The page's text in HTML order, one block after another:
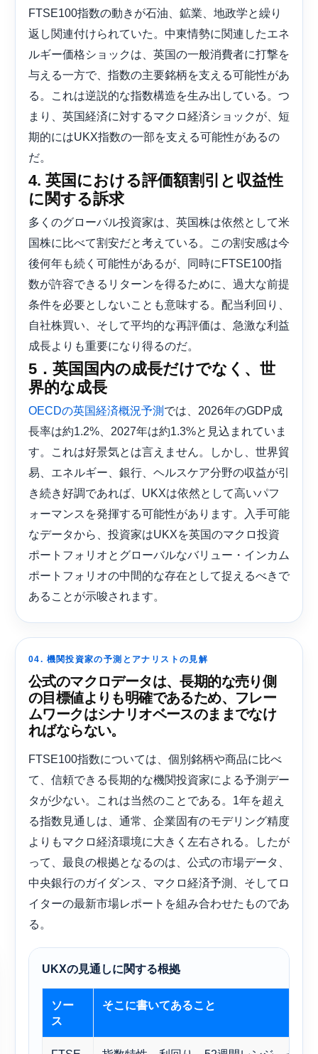
FTSE100指数の動きが石油、鉱業、地政学と繰り
返し関連付けられていた。中東情勢に関連したエネ
ルギー価格ショックは、英国の一般消費者に打撃を
与える一方で、指数の主要銘柄を支える可能性があ
る。これは逆説的な指数構造を生み出している。つ
まり、英国経済に対するマクロ経済ショックが、短
期的にはUKX指数の一部を支える可能性があるの
だ。
4. 英国における評価額割引と収益性
に関する訴求
多くのグローバル投資家は、英国株は依然として米
国株に比べて割安だと考えている。この割安感は今
後何年も続く可能性があるが、同時にFTSE100指
数が許容できるリターンを得るために、過大な前提
条件を必要としないことも意味する。配当利回り、
自社株買い、そして平均的な再評価は、急激な利益
成長よりも重要になり得るのだ。
5．英国国内の成長だけでなく、世
界的な成長
OECDの英国経済概況予測 では、2026年のGDP成
長率は約1.2%、2027年は約1.3%と見込まれていま
す。これは好景気とは言えません。しかし、世界貿
易、エネルギー、銀行、ヘルスケア分野の収益が引
き続き好調であれば、UKXは依然として高いパフ
ォーマンスを発揮する可能性があります。入手可能
なデータから、投資家はUKXを英国のマクロ投資
ポートフォリオとグローバルなバリュー・インカム
ポートフォリオの中間的な存在として捉えるべきで
あることが示唆されます。
04. 機関投資家の予測とアナリストの見解
公式のマクロデータは、長期的な売り側
の目標値よりも明確であるため、フレー
ムワークはシナリオベースのままでなけ
ればならない。
FTSE100指数については、個別銘柄や商品に比べ
て、信頼できる長期的な機関投資家による予測デー
タが少ない。これは当然のことである。1年を超え
る指数見通しは、通常、企業固有のモデリング精度
よりもマクロ経済環境に大きく左右される。したが
って、最良の根拠となるのは、公式の市場データ、
中央銀行のガイダンス、マクロ経済予測、そしてロ
イターの最新市場レポートを組み合わせたものであ
る。
UKXの見通しに関する根拠
ソー
ス
そこに書いてあること